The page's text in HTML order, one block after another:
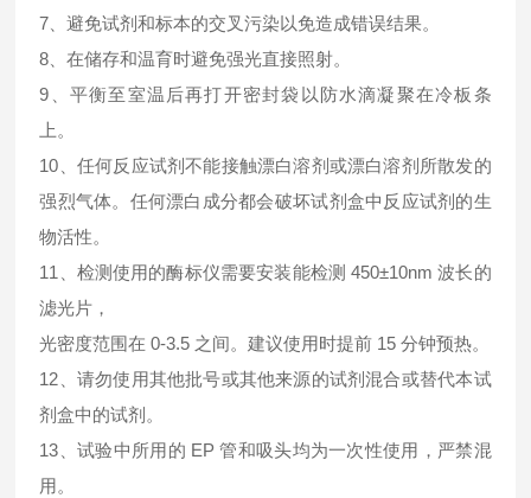
7、避免试剂和标本的交叉污染以免造成错误结果。
8、在储存和温育时避免强光直接照射。
9、平衡至室温后再打开密封袋以防水滴凝聚在冷板条
上。
10、任何反应试剂不能接触漂白溶剂或漂白溶剂所散发的
强烈气体。任何漂白成分都会破坏试剂盒中反应试剂的生
物活性。
11、检测使用的酶标仪需要安装能检测 450±10nm 波长的
滤光片，
光密度范围在 0-3.5 之间。建议使用时提前 15 分钟预热。
12、请勿使用其他批号或其他来源的试剂混合或替代本试
剂盒中的试剂。
13、试验中所用的 EP 管和吸头均为一次性使用，严禁混
用。